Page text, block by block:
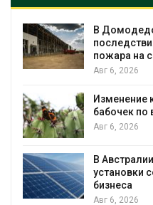
В
пожара на
Авг 6, 2026
Изменение
бабочек по
Авг 6, 2026
В
установки
бизнеса
Авг 6, 2026